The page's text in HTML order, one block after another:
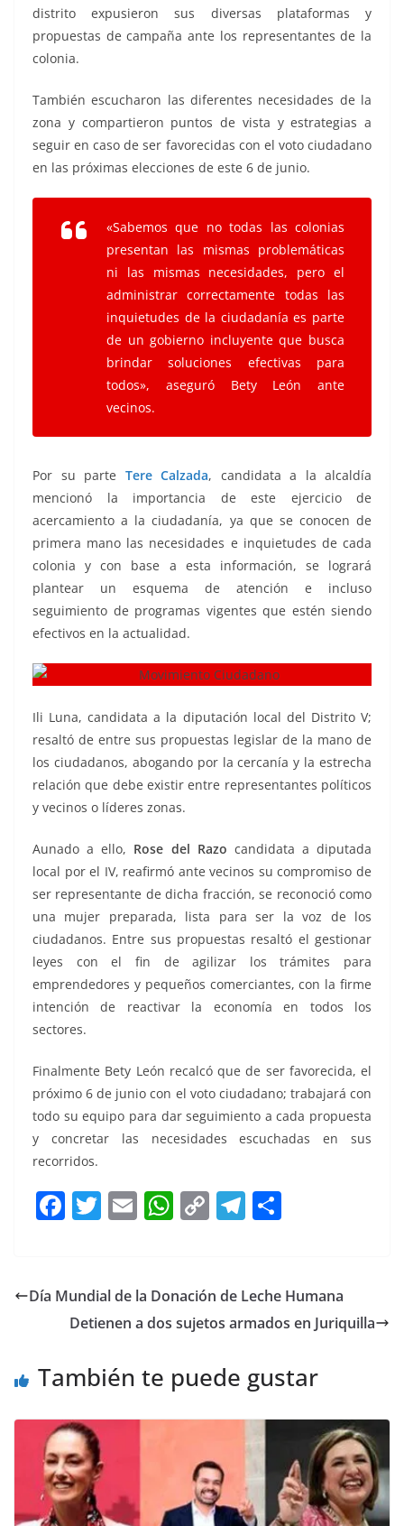
distrito expusieron sus diversas plataformas y
propuestas de campaña ante los representantes de la
colonia.
También escucharon las diferentes necesidades de la
zona y compartieron puntos de vista y estrategias a
seguir en caso de ser favorecidas con el voto ciudadano
en las próximas elecciones de este 6 de junio.
«Sabemos que no todas las colonias
presentan las mismas problemáticas
ni las mismas necesidades, pero el
administrar correctamente todas las
inquietudes de la ciudadanía es parte
de un gobierno incluyente que busca
brindar soluciones efectivas para
todos», aseguró Bety León ante
vecinos.
Por su parte Tere Calzada, candidata a la alcaldía
mencionó la importancia de este ejercicio de
acercamiento a la ciudadanía, ya que se conocen de
primera mano las necesidades e inquietudes de cada
colonia y con base a esta información, se logrará
plantear un esquema de atención e incluso
seguimiento de programas vigentes que estén siendo
efectivos en la actualidad.
Ili Luna, candidata a la diputación local del Distrito V;
resaltó de entre sus propuestas legislar de la mano de
los ciudadanos, abogando por la cercanía y la estrecha
relación que debe existir entre representantes políticos
y vecinos o líderes zonas.
Aunado a ello, Rose del Razo candidata a diputada
local por el IV, reafirmó ante vecinos su compromiso de
ser representante de dicha fracción, se reconoció como
una mujer preparada, lista para ser la voz de los
ciudadanos. Entre sus propuestas resaltó el gestionar
leyes con el fin de agilizar los trámites para
emprendedores y pequeños comerciantes, con la firme
intención de reactivar la economía en todos los
sectores.
Finalmente Bety León recalcó que de ser favorecida, el
próximo 6 de junio con el voto ciudadano; trabajará con
todo su equipo para dar seguimiento a cada propuesta
y concretar las necesidades escuchadas en sus
recorridos.
F
e
b
o
T
er
E
l
W
s
A
p
C
y
Li
k
T
gr
a
e
Día Mundial de la Donación de Leche Humana
Detienen a dos sujetos armados en Juriquilla
También te puede gustar